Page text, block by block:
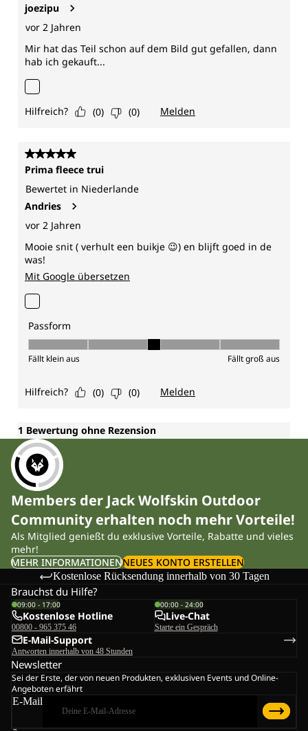
Members der Jack Wolfskin Outdoor
Community erhalten noch mehr Vorteile!
Als Mitglied genießt du exklusive Vorteile, Rabatte und vieles
mehr!
MEHR INFORMATIONENNEUES KONTO ERSTELLEN
Kostenlose Rücksendung innerhalb von 30 Tagen
Brauchst du Hilfe?
09:00 - 17:00
Kostenlose Hotline
00800 - 965 375 46
00:00 - 24:00
Live-Chat
Starte ein Gespräch
E-Mail-Support
Antworten innerhalb von 48 Stunden
Newsletter
Sei der Erste, der von neuen Produkten, exklusiven Events und Online-
Angeboten erfährt
E-Mail